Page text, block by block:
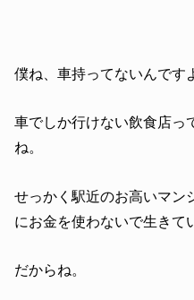
僕ね、車持ってないんです
車でしか行けない飲食店っ
ね。
せっかく駅近のお高いマン
にお金を使わないで生きて
だからね。